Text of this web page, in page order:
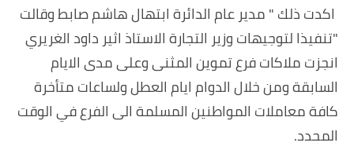
‏اكدت ذلك " مدير عام الدائرة ابتهال هاشم صابط وقالت
"تنفيذا لتوجيهات وزير التجارة الاستاذ اثير داود الغريري
انجزت ملاكات فرع تموين المثنى وعلى مدى الايام
السابقة ومن خلال الدوام ايام العطل ولساعات متأخرة
كافة معاملات المواطنين المسلمة الى الفرع في الوقت
المحدد.